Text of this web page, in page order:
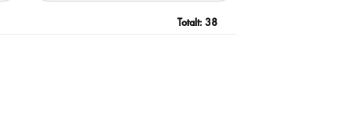
Totalt: 38